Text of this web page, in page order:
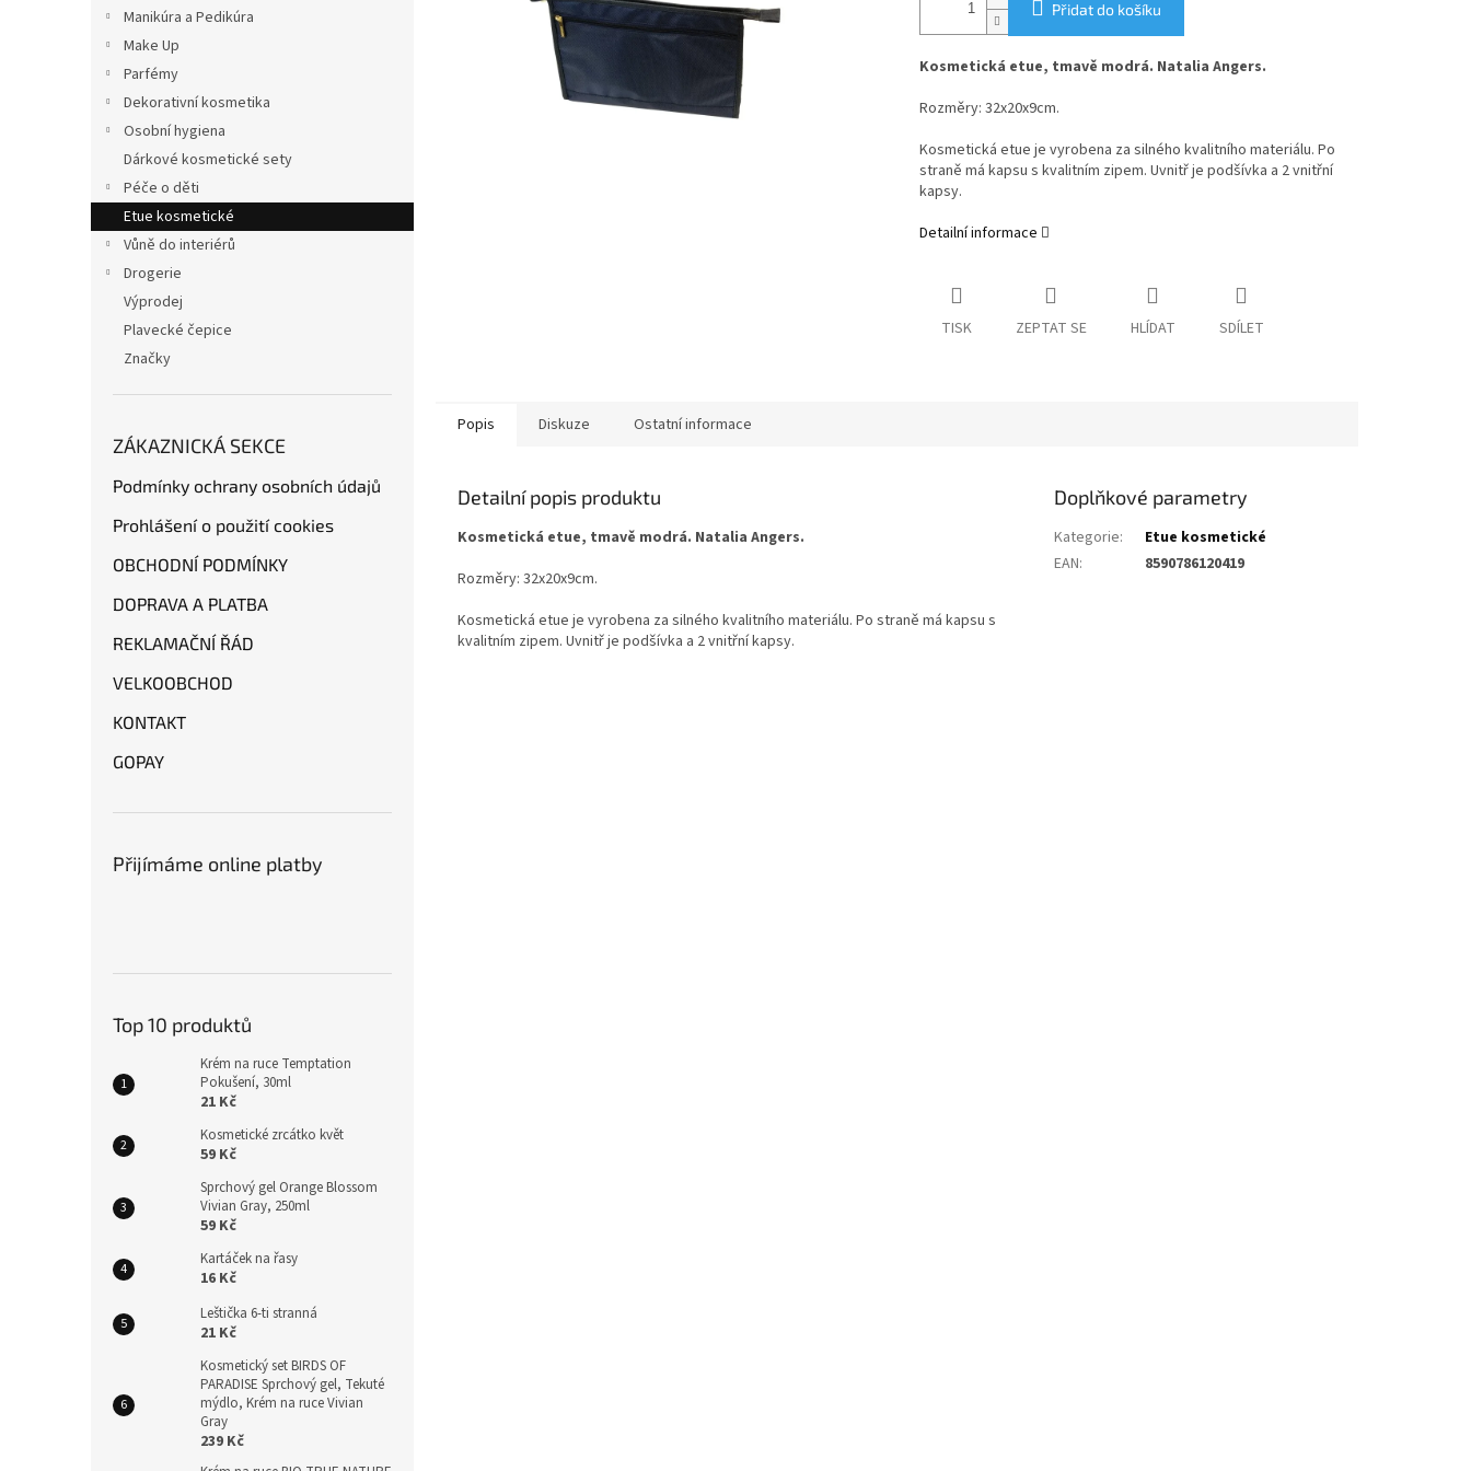
Manikúra a Pedikúra
Make Up
Parfémy
Dekorativní kosmetika
Osobní hygiena
Dárkové kosmetické sety
Péče o děti
Etue kosmetické
Vůně do interiérů
Drogerie
Výprodej
Plavecké čepice
Značky
ZÁKAZNICKÁ SEKCE
Podmínky ochrany osobních údajů
Prohlášení o použití cookies
OBCHODNÍ PODMÍNKY
DOPRAVA A PLATBA
REKLAMAČNÍ ŘÁD
VELKOOBCHOD
KONTAKT
GOPAY
Přijímáme online platby
Top 10 produktů
Krém na ruce Temptation
Pokušení, 30ml
21 Kč
Kosmetické zrcátko květ
59 Kč
Sprchový gel Orange Blossom
Vivian Gray, 250ml
59 Kč
Kartáček na řasy
16 Kč
Leštička 6-ti stranná
21 Kč
Kosmetický set BIRDS OF
PARADISE Sprchový gel, Tekuté
mýdlo, Krém na ruce Vivian
Gray
239 Kč
Přidat do košíku
Kosmetická etue, tmavě modrá. Natalia Angers.
Rozměry: 32x20x9cm.
Kosmetická etue je vyrobena za silného kvalitního materiálu. Po
straně má kapsu s kvalitním zipem. Uvnitř je podšívka a 2 vnitřní
kapsy.
Detailní informace
TISK ZEPTAT SE HLÍDAT SDÍLET
Popis Diskuze Ostatní informace
Detailní popis produktu
Kosmetická etue, tmavě modrá. Natalia Angers.
Rozměry: 32x20x9cm.
Kosmetická etue je vyrobena za silného kvalitního materiálu. Po straně má kapsu s
kvalitním zipem. Uvnitř je podšívka a 2 vnitřní kapsy.
Doplňkové parametry
Kategorie:
Etue kosmetické
EAN: 8590786120419